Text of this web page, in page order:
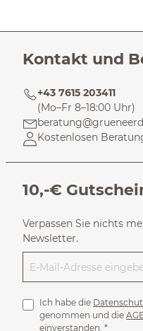
Kontakt und
+43 7615 203411
(Mo–Fr 8–18:00 Uhr)
Kostenlosen
10,-€
Verpassen Sie nichts
Newsletter.
Ich habe die
genommen und die
einverstanden. *